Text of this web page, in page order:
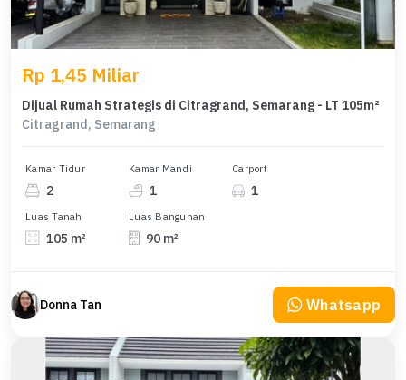
Rp 1,45 Miliar
Dijual Rumah Strategis di Citragrand, Semarang - LT 105m²
Citragrand, Semarang
Kamar Tidur
2
Kamar Mandi
1
Carport
1
Luas Tanah
105 m²
Luas Bangunan
90 m²
Donna Tan Whatsapp